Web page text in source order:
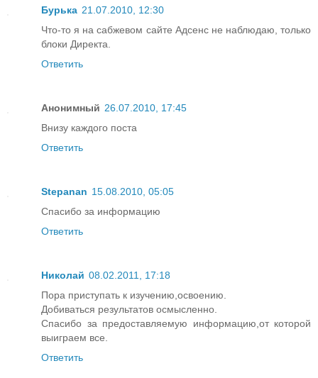
Бурька 21.07.2010, 12:30
Что-то я на сабжевом сайте Адсенс не наблюдаю, только
блоки Директа.
Ответить
Анонимный 26.07.2010, 17:45
Внизу каждого поста
Ответить
Stepanan 15.08.2010, 05:05
Спасибо за информацию
Ответить
Николай 08.02.2011, 17:18
Пора приступать к изучению,освоению.
Добиваться результатов осмысленно.
Спасибо за предоставляемую информацию,от которой
выиграем все.
Ответить